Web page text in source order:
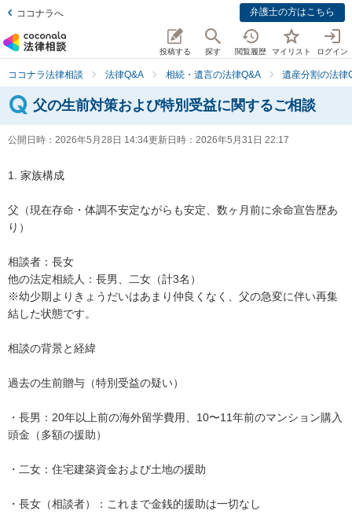
ココナラへ 弁護士の方はこちら
投稿する 探す 閲覧履歴 マイリスト ログイン
ココナラ法律相談 法律Q&A 相続・遺言の法律Q&A 遺産分割の法律
父の生前対策および特別受益に関するご相談
公開日時： 2026年5月28日 14:34更新日時： 2026年5月31日 22:17
1. 家族構成
父（現在存命・体調不安定ながらも安定、数ヶ月前に余命宣告歴あ
り）
相談者：長女
他の法定相続人：長男、二女（計3名）
※幼少期よりきょうだいはあまり仲良くなく、父の急変に伴い再集
結した状態です。
相談の背景と経緯
過去の生前贈与（特別受益の疑い）
・長男：20年以上前の海外留学費用、10〜11年前のマンション購入
頭金（多額の援助）
・二女：住宅建築資金および土地の援助
・長女（相談者）：これまで金銭的援助は一切なし